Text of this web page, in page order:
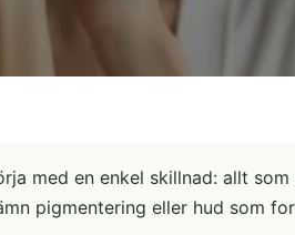
med en enkel skillnad: allt
pigmentering eller hud som